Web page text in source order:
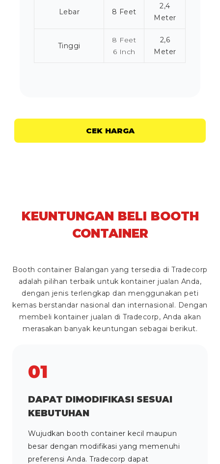
Lebar 8 Feet
2,4
Meter
Tinggi
8 Feet
6 Inch
2,6
Meter
CEK HARGA
KEUNTUNGAN BELI BOOTH
CONTAINER
Booth container Balangan yang tersedia di Tradecorp
adalah pilihan terbaik untuk kontainer jualan Anda,
dengan jenis terlengkap dan menggunakan peti
kemas berstandar nasional dan internasional. Dengan
membeli kontainer jualan di Tradecorp, Anda akan
merasakan banyak keuntungan sebagai berikut.
01
DAPAT DIMODIFIKASI SESUAI
KEBUTUHAN
Wujudkan booth container kecil maupun
besar dengan modifikasi yang memenuhi
preferensi Anda. Tradecorp dapat